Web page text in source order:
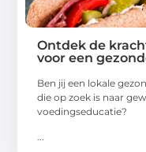
Ontdek de
voor een
Ben jij een lokale
die op zoek is naar
voedingseducatie?
...